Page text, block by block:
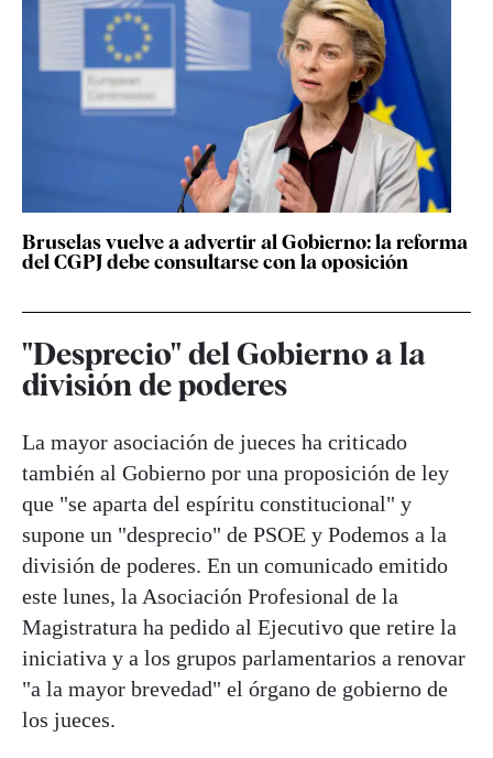
Bruselas vuelve a advertir al Gobierno: la reforma
del CGPJ debe consultarse con la oposición
"Desprecio" del Gobierno a la
división de poderes
La mayor asociación de jueces ha criticado
también al Gobierno por una proposición de ley
que "se aparta del espíritu constitucional" y
supone un "desprecio" de PSOE y Podemos a la
división de poderes. En un comunicado emitido
este lunes, la Asociación Profesional de la
Magistratura ha pedido al Ejecutivo que retire la
iniciativa y a los grupos parlamentarios a renovar
"a la mayor brevedad" el órgano de gobierno de
los jueces.